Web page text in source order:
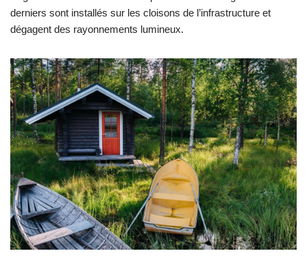
derniers sont installés sur les cloisons de l’infrastructure et
dégagent des rayonnements lumineux.